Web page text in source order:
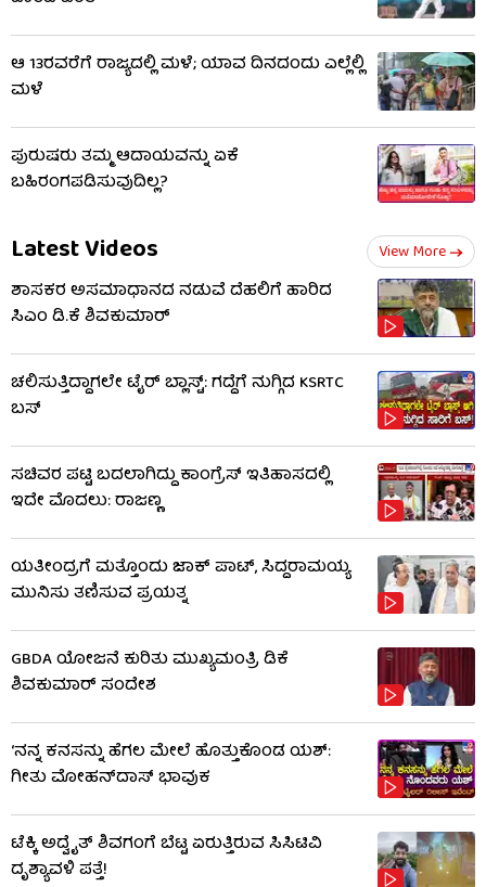
ಆ 13ರವರೆಗೆ ರಾಜ್ಯದಲ್ಲಿ ಮಳೆ; ಯಾವ ದಿನದಂದು ಎಲ್ಲೆಲ್ಲಿ
ಮಳೆ
ಪುರುಷರು ತಮ್ಮ ಆದಾಯವನ್ನು ಏಕೆ
ಬಹಿರಂಗಪಡಿಸುವುದಿಲ್ಲ?
Latest Videos View More
ಶಾಸಕರ ಅಸಮಾಧಾನದ ನಡುವೆ ದೆಹಲಿಗೆ ಹಾರಿದ
ಸಿಎಂ ಡಿ.ಕೆ ಶಿವಕುಮಾರ್
ಚಲಿಸುತ್ತಿದ್ದಾಗಲೇ ಟೈರ್ ಬ್ಲಾಸ್ಟ್: ಗದ್ದೆಗೆ ನುಗ್ಗಿದ KSRTC
ಬಸ್​​
ಸಚಿವರ ಪಟ್ಟಿ ಬದಲಾಗಿದ್ದು ಕಾಂಗ್ರೆಸ್ ಇತಿಹಾಸದಲ್ಲಿ
ಇದೇ ಮೊದಲು: ರಾಜಣ್ಣ
ಯತೀಂದ್ರಗೆ ಮತ್ತೊಂದು ಜಾಕ್​​ ಪಾಟ್, ಸಿದ್ದರಾಮಯ್ಯ
ಮುನಿಸು ತಣಿಸುವ ಪ್ರಯತ್ನ
GBDA ಯೋಜನೆ ಕುರಿತು ಮುಖ್ಯಮಂತ್ರಿ ಡಿಕೆ
ಶಿವಕುಮಾರ್ ಸಂದೇಶ
‘ನನ್ನ ಕನಸನ್ನು ಹೆಗಲ ಮೇಲೆ ಹೊತ್ತುಕೊಂಡ ಯಶ್:
ಗೀತು ಮೋಹನ್​​ದಾಸ್ ಭಾವುಕ
ಟೆಕ್ಕಿ ಅದ್ವೈತ್ ಶಿವಗಂಗೆ ಬೆಟ್ಟ ಏರುತ್ತಿರುವ ಸಿಸಿಟಿವಿ
ದೃಶ್ಯಾವಳಿ ಪತ್ತೆ!